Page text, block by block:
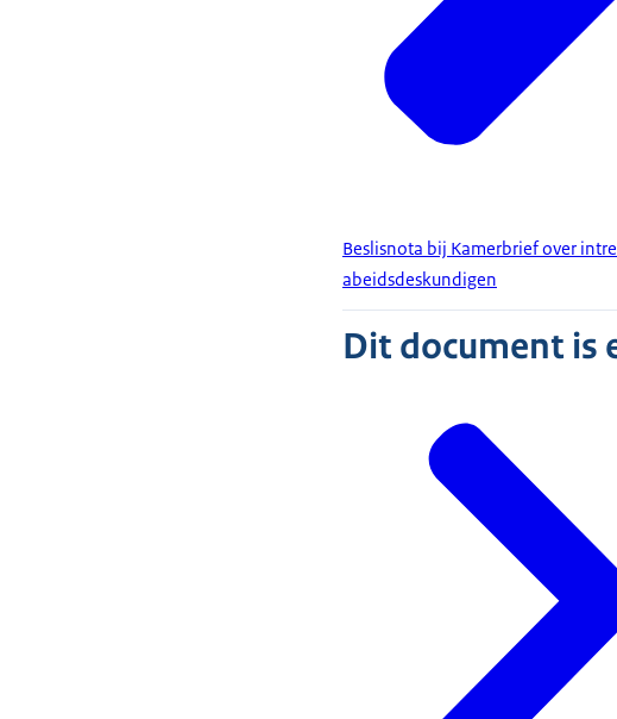
Beslisnota bij Kamerbrief over
abeidsdeskundigen
Dit document is